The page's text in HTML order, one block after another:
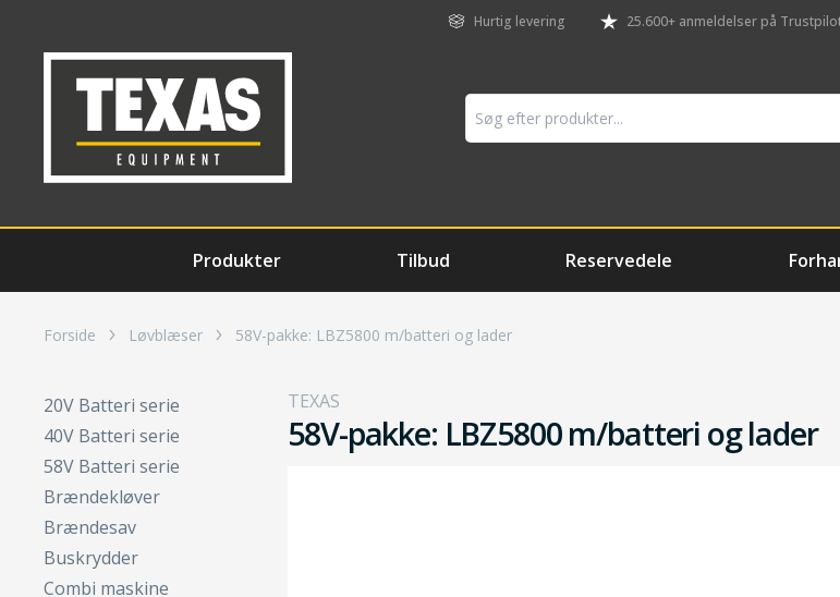
Hurtig levering 25.600+ anmeldelser på
Produkter Tilbud Reservedele
Forside Løvblæser 58V-pakke: LBZ5800 m/batteri og lader
20V Batteri serie
40V Batteri serie
58V Batteri serie
Brændekløver
Brændesav
Buskrydder
Combi maskine
TEXAS
58V-pakke: LBZ5800 m/batteri og lader